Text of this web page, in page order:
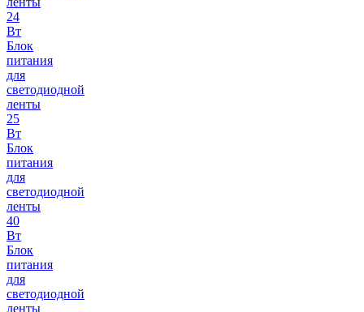
24
Вт
Блок
питания
для
светодиодной
ленты
25
Вт
Блок
питания
для
светодиодной
ленты
40
Вт
Блок
питания
для
светодиодной
ленты